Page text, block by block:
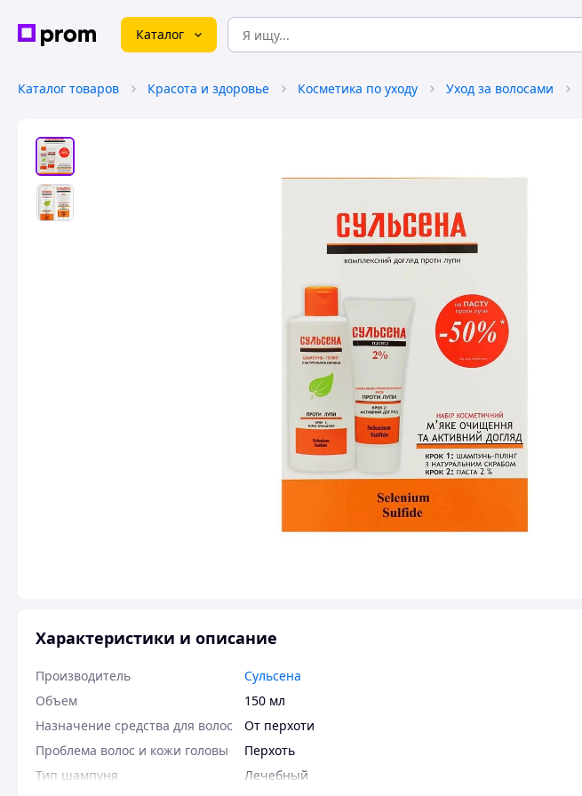
Каталог
Каталог товаров Красота и здоровье Косметика по уходу Уход за волосами
Характеристики и описание
Производитель
Сульсена
Объем
150 мл
Назначение средства для волос
От перхоти
Проблема волос и кожи головы
Перхоть
Тип шампуня
Лечебный